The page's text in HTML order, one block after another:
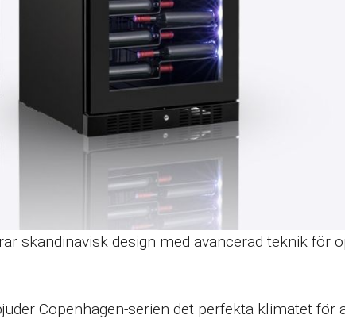
skandinavisk design med avancerad teknik för
Copenhagen-serien det perfekta klimatet för